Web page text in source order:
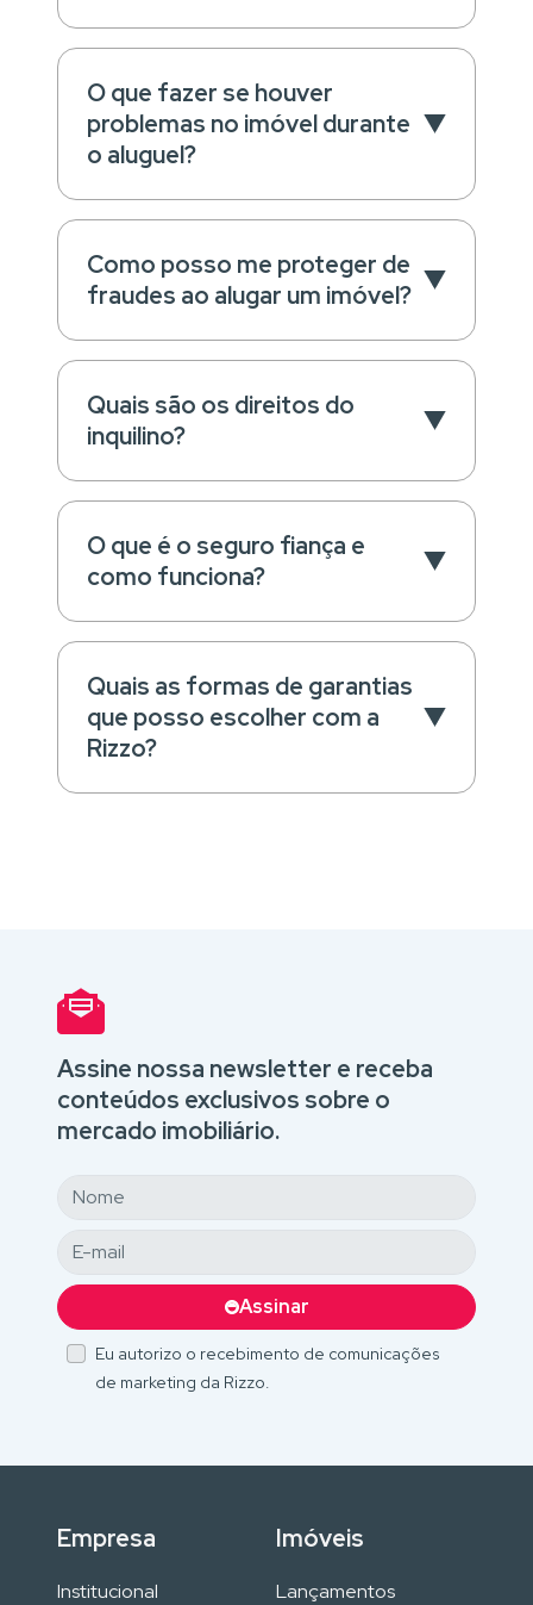
O que fazer se houver
problemas no imóvel durante
o aluguel?
Como posso me proteger de
fraudes ao alugar um imóvel?
Quais são os direitos do
inquilino?
O que é o seguro fiança e
como funciona?
Quais as formas de garantias
que posso escolher com a
Rizzo?
Assine nossa newsletter e receba
conteúdos exclusivos sobre o
mercado imobiliário.
Assinar
Eu autorizo o recebimento de comunicações
de marketing da Rizzo.
Empresa
Institucional
Imóveis
Lançamentos